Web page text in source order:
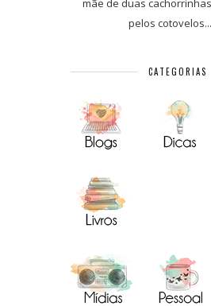
mãe de duas
pelos
CATEGORIAS